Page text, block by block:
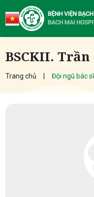
BSCKII.
Trang chủ Đội ngũ bác sĩ